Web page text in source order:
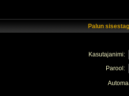
Palun
Kasutajanimi:
Parool: